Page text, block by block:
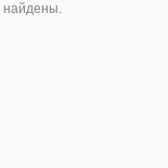
найдены.